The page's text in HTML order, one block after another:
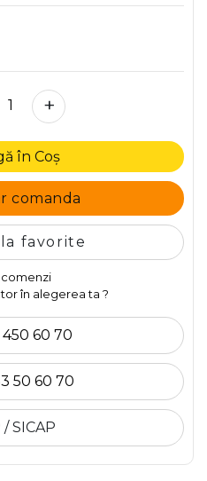
+
în Coș
comanda
favorite
comenzi
în alegerea ta ?
450 60 70
50 60 70
/ SICAP